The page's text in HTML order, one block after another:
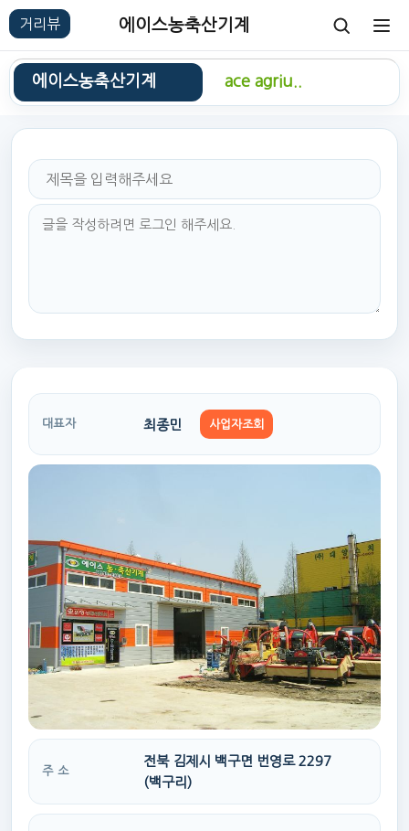
에이스농축산기계
에이스농축산기계 ace agriu..
대표자 최종민 사업자조회
주 소
전북 김제시 백구면 번영로 2297
(백구리)